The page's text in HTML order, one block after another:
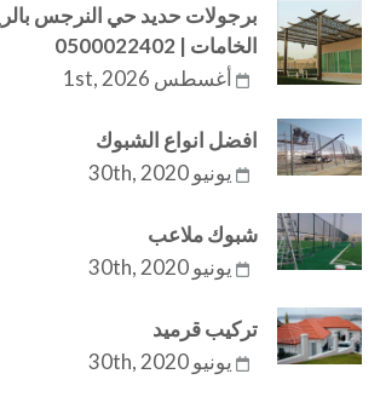
برجولات حديد حي النرجس
الخامات | 0500022402
أغسطس 1st, 2026
افضل انواع الشبوك
يونيو 30th, 2020
شبوك ملاعب
يونيو 30th, 2020
تركيب قرميد
يونيو 30th, 2020